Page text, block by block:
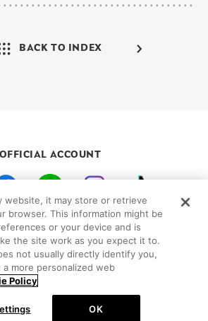
BACK TO INDEX
OFFICIAL ACCOUNT
向けガイド FAQ
バシーポリシー サイトマップ
Cookie Settings
©Peanuts Worldwide LLC
website, it may store or retrieve
browser. This information might be
or your device and is
the site work as you expect it to.
not usually directly identify you,
more personalized web
Policy
OK